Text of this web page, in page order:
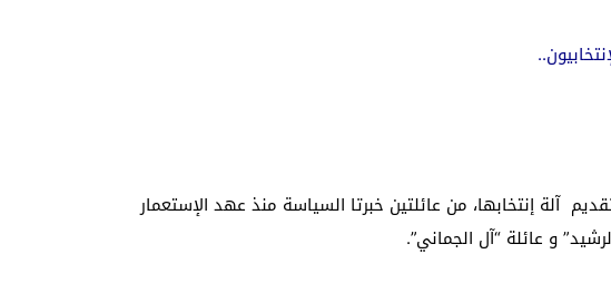
آلة إنتخابها، من عائلتين خبرتا السياسة منذ عهد الإستعمار
و عائلة “آل الجماني”.